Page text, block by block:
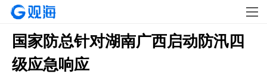
国家防总针对湖南广西启动防汛四
级应急响应